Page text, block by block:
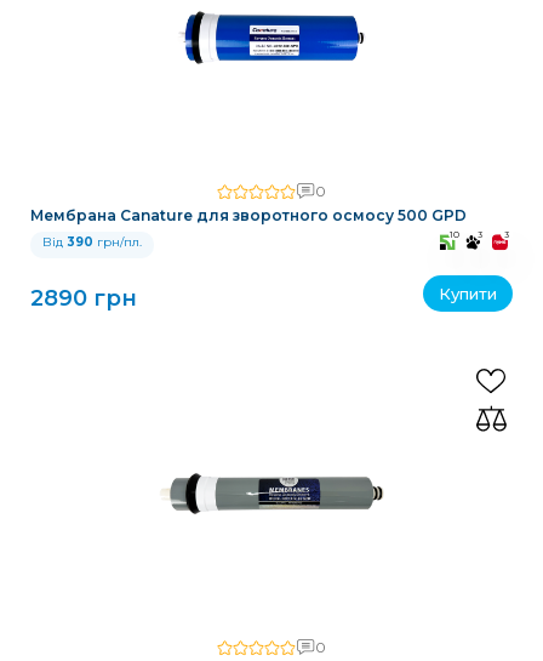
0
Мембрана Canature для зворотного осмосу 500 GPD
Від 390 грн/пл. 10 3 3
2890 грн Купити
0